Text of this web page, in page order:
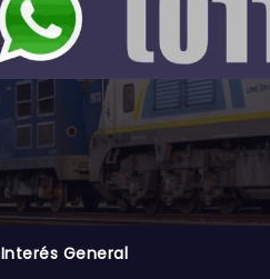
Interés General